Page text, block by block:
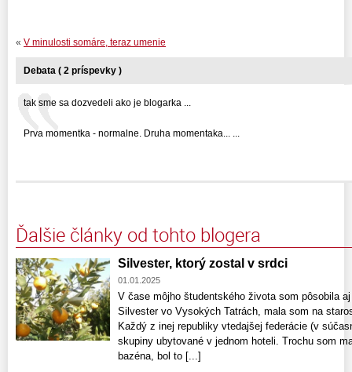
« V minulosti somáre, teraz umenie
Debata ( 2 príspevky )
tak sme sa dozvedeli ako je blogarka ...
Prva momentka - normalne. Druha momentaka... ...
Ďalšie články od tohto blogera
Silvester, ktorý zostal v srdci
01.01.2025
V čase môjho študentského života som pôsobila
Silvester vo Vysokých Tatrách, mala som na
Každý z inej republiky vtedajšej federácie (v
skupiny ubytované v jednom hoteli. Trochu som
bazéna, bol to [...]